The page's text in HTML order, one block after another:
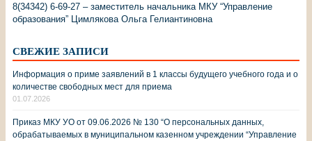
8(34342) 6-69-27 – заместитель начальника МКУ “Управление
образования” Цимлякова Ольга Гелиантиновна
СВЕЖИЕ ЗАПИСИ
Информация о приме заявлений в 1 классы будущего учебного года и о
количестве свободных мест для приема
01.07.2026
Приказ МКУ УО от 09.06.2026 № 130 “О персональных данных,
обрабатываемых в муниципальном казенном учреждении “Управление